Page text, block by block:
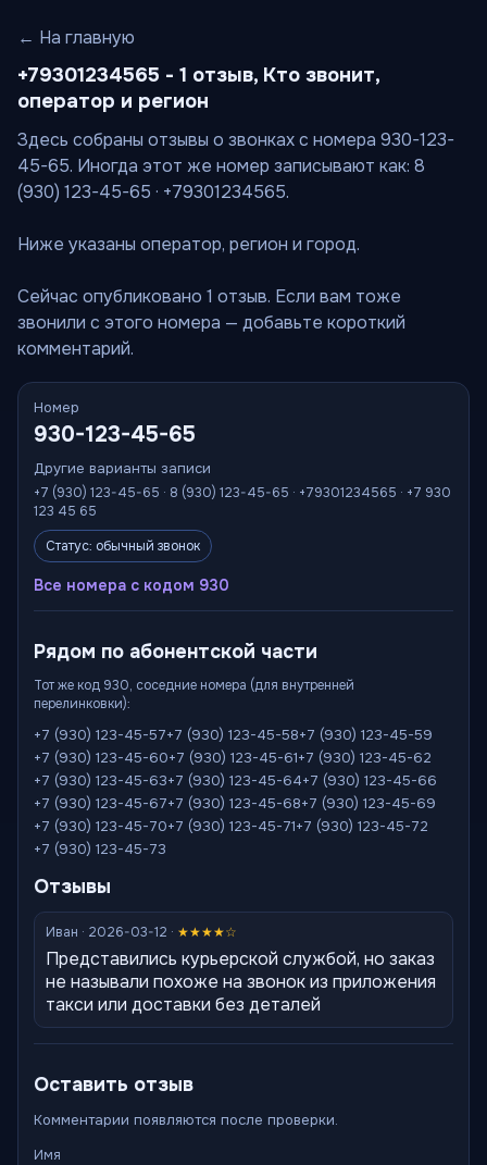
← На главную
+79301234565 - 1 отзыв, Кто звонит,
оператор и регион
Здесь собраны отзывы о звонках с номера 930-123-
45-65. Иногда этот же номер записывают как: 8
(930) 123-45-65 · +79301234565.
Ниже указаны оператор, регион и город.
Сейчас опубликовано 1 отзыв. Если вам тоже
звонили с этого номера — добавьте короткий
комментарий.
Номер
930-123-45-65
Другие варианты записи
+7 (930) 123-45-65 · 8 (930) 123-45-65 · +79301234565 · +7 930
123 45 65
Статус: обычный звонок
Все номера с кодом 930
Рядом по абонентской части
Тот же код 930, соседние номера (для внутренней
перелинковки):
+7 (930) 123-45-57+7 (930) 123-45-58+7 (930) 123-45-59
+7 (930) 123-45-60+7 (930) 123-45-61+7 (930) 123-45-62
+7 (930) 123-45-63+7 (930) 123-45-64+7 (930) 123-45-66
+7 (930) 123-45-67+7 (930) 123-45-68+7 (930) 123-45-69
+7 (930) 123-45-70+7 (930) 123-45-71+7 (930) 123-45-72
+7 (930) 123-45-73
Отзывы
Иван · 2026-03-12 · ★★★★☆
Представились курьерской службой, но заказ
не называли похоже на звонок из приложения
такси или доставки без деталей
Оставить отзыв
Комментарии появляются после проверки.
Имя